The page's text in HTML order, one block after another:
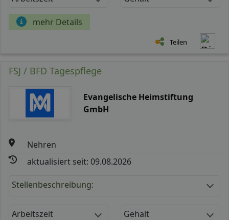
mehr Details
Teilen
FSJ / BFD Tagespflege
Evangelische Heimstiftung
GmbH
Nehren
aktualisiert seit: 09.08.2026
Stellenbeschreibung:
Arbeitszeit Gehalt